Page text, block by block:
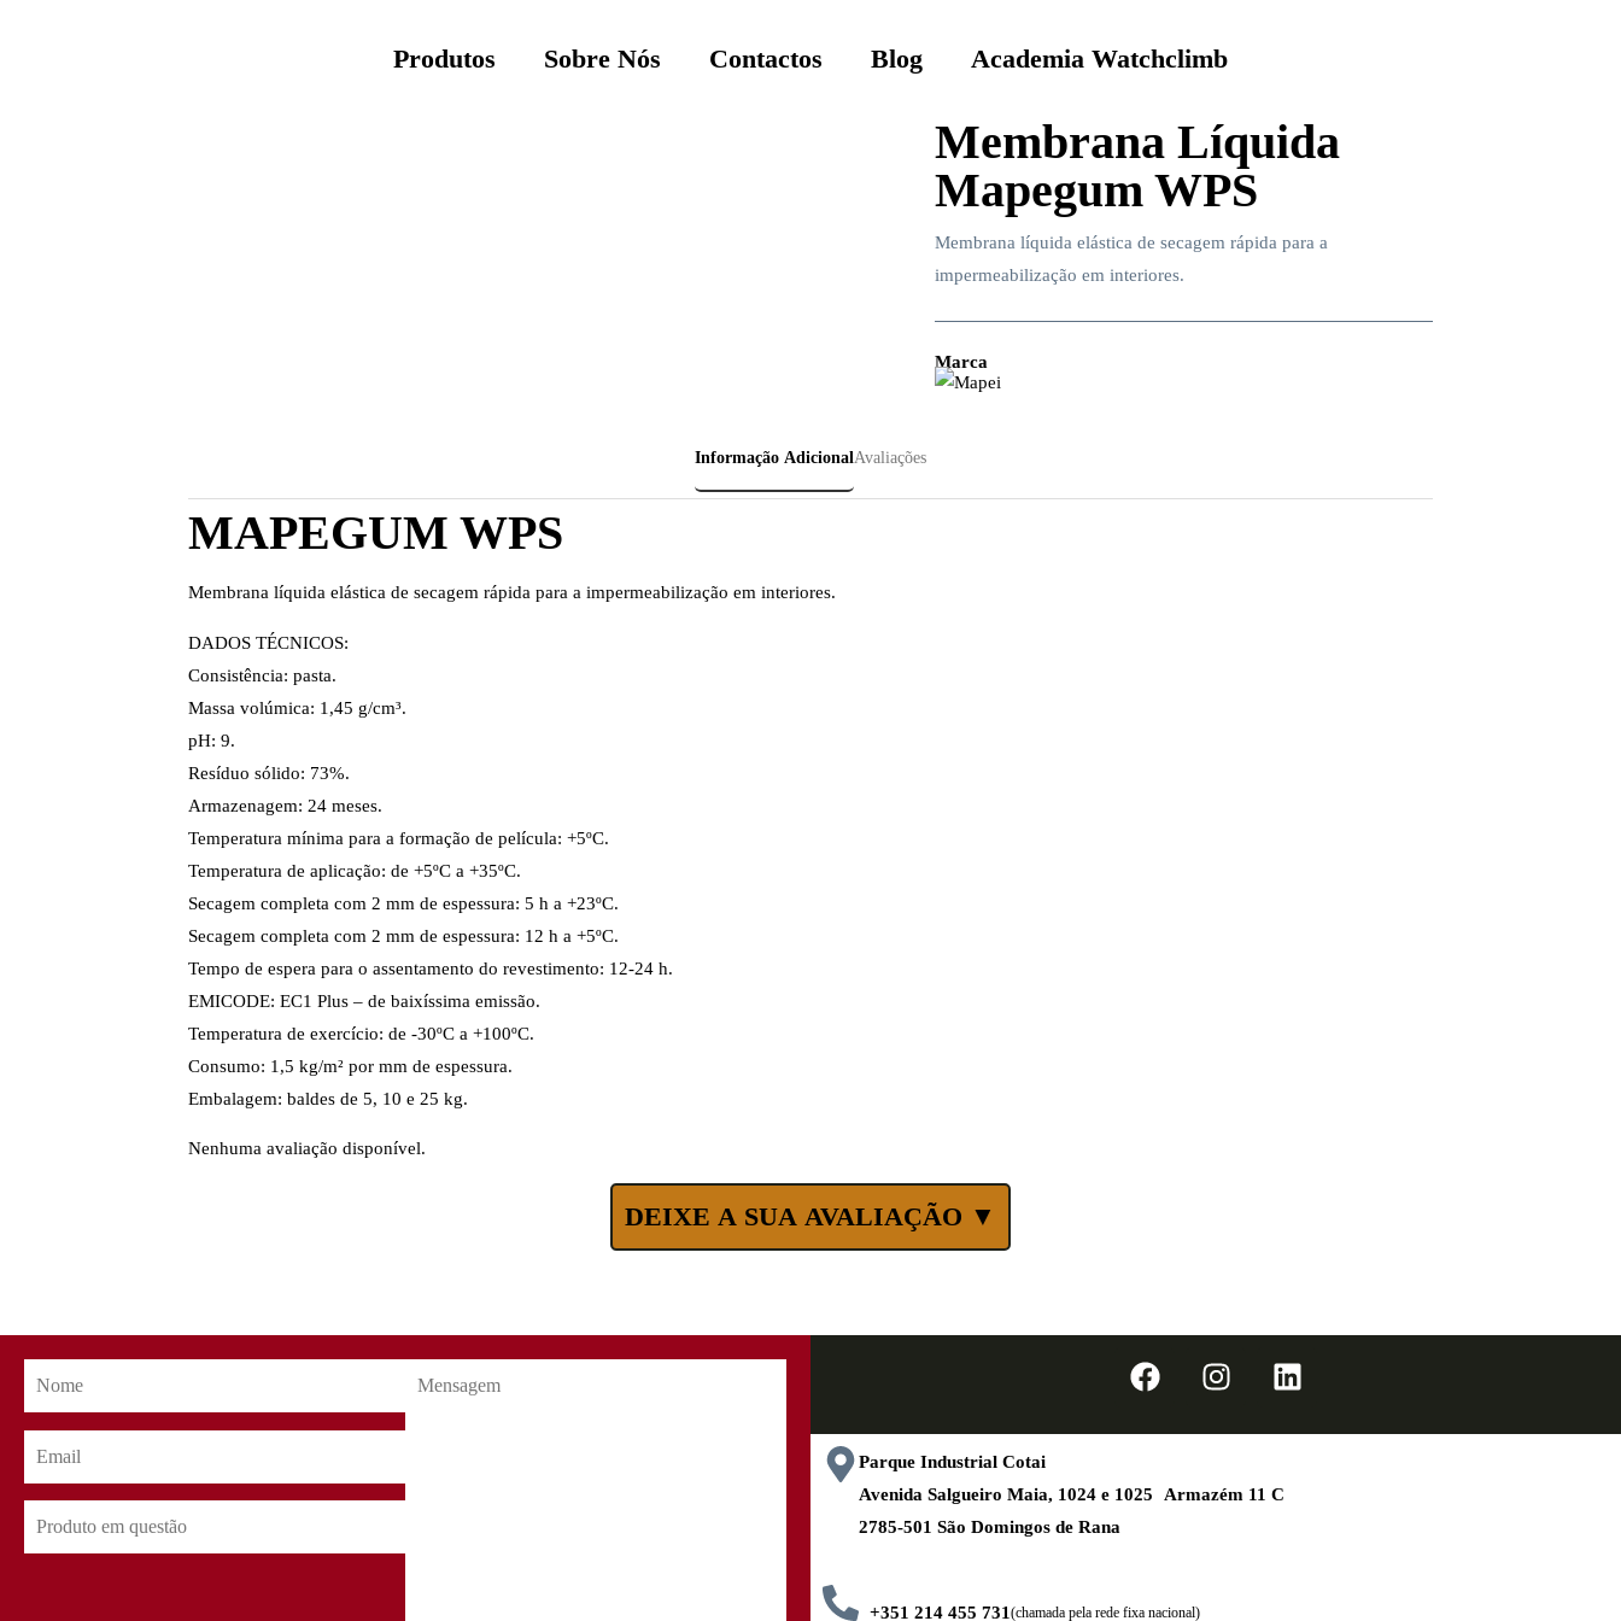
Produtos Sobre Nós Contactos Blog Academia Watchclimb
Membrana Líquida
Mapegum WPS
Membrana líquida elástica de secagem rápida para a
impermeabilização em interiores.
Marca
Informação AdicionalAvaliações
MAPEGUM WPS
Membrana líquida elástica de secagem rápida para a impermeabilização em interiores.
DADOS TÉCNICOS:
Consistência: pasta.
Massa volúmica: 1,45 g/cm³.
pH: 9.
Resíduo sólido: 73%.
Armazenagem: 24 meses.
Temperatura mínima para a formação de película: +5ºC.
Temperatura de aplicação: de +5ºC a +35ºC.
Secagem completa com 2 mm de espessura: 5 h a +23ºC.
Secagem completa com 2 mm de espessura: 12 h a +5ºC.
Tempo de espera para o assentamento do revestimento: 12-24 h.
EMICODE: EC1 Plus – de baixíssima emissão.
Temperatura de exercício: de -30ºC a +100ºC.
Consumo: 1,5 kg/m² por mm de espessura.
Embalagem: baldes de 5, 10 e 25 kg.
Nenhuma avaliação disponível.
DEIXE A SUA AVALIAÇÃO ▼
Parque Industrial Cotai
Avenida Salgueiro Maia, 1024 e 1025 Armazém 11 C
2785-501 São Domingos de Rana
+351 214 455 731 (chamada pela rede fixa nacional)